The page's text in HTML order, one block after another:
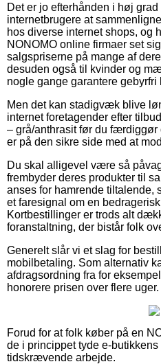
Det er jo efterhånden i høj
internetbrugere at
hos diverse internet shops, og
NONOMO online firmaer set
salgspriserne på mange af
desuden også til kvinder og
nogle gange garantere gebyrfri
Men det kan stadigvæk blive
internet foretagender efter
– grå/anthrasit før du færdiggør
er på den sikre side med at
Du skal alligevel være så
frembyder deres produkter til
anses for hamrende tiltalende,
et faresignal om en
Kortbestillinger er trods alt
foranstaltning, der bistår folk
Generelt slår vi et slag for
mobilbetaling. Som alternativ
afdragsordning fra for
honorere prisen over flere uger.
Forud for at folk køber på en
de i princippet tyde e-
tidskrævende arbejde.